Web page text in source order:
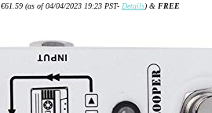
€61.59 (as of 04/04/2023 19:23 PST- Details) & FREE